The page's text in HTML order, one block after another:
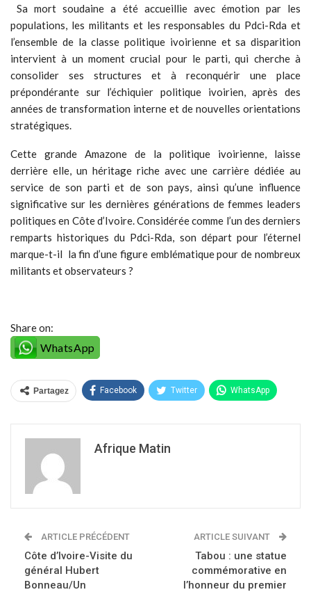
Sa mort soudaine a été accueillie avec émotion par les
populations, les militants et les responsables du Pdci-Rda et
l’ensemble de la classe politique ivoirienne et sa disparition
intervient à un moment crucial pour le parti, qui cherche à
consolider ses structures et à reconquérir une place
prépondérante sur l’échiquier politique ivoirien, après des
années de transformation interne et de nouvelles orientations
stratégiques.
Cette grande Amazone de la politique ivoirienne, laisse
derrière elle, un héritage riche avec une carrière dédiée au
service de son parti et de son pays, ainsi qu’une influence
significative sur les dernières générations de femmes leaders
politiques en Côte d’Ivoire. Considérée comme l’un des derniers
remparts historiques du Pdci-Rda, son départ pour l’éternel
marque-t-il la fin d’une figure emblématique pour de nombreux
militants et observateurs ?
Share on:
WhatsApp
Partagez Facebook Twitter WhatsApp
Afrique Matin
ARTICLE PRÉCÉDENT
Côte d’Ivoire-Visite du
général Hubert
Bonneau/Un
ARTICLE SUIVANT
Tabou : une statue
commémorative en
l’honneur du premier